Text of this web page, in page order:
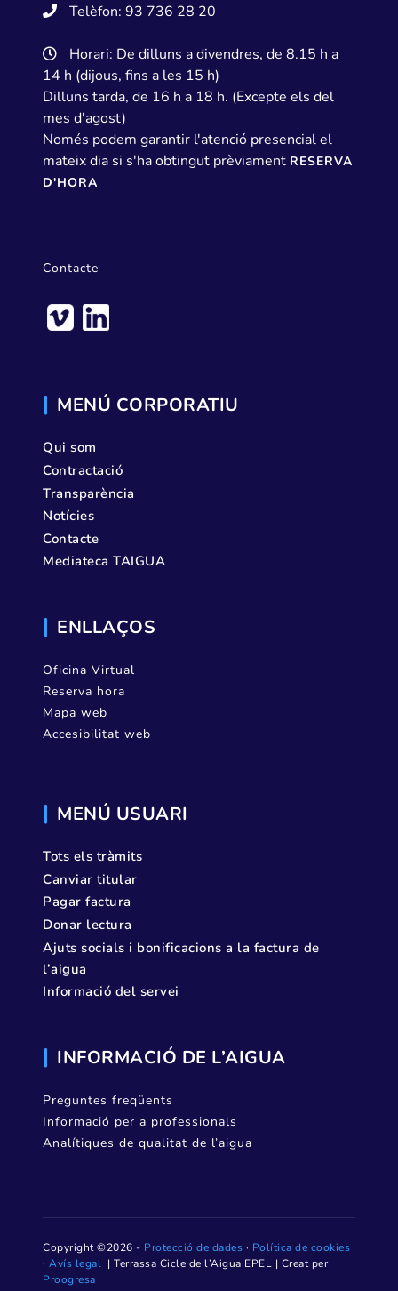
Telèfon: 93 736 28 20
Horari: De dilluns a divendres, de 8.15 h a
14 h (dijous, fins a les 15 h)
Dilluns tarda, de 16 h a 18 h. (Excepte els del
mes d'agost)
Només podem garantir l'atenció presencial el
mateix dia si s'ha obtingut prèviament RESERVA
D'HORA
Contacte
MENÚ CORPORATIU
Qui som
Contractació
Transparència
Notícies
Contacte
Mediateca TAIGUA
ENLLAÇOS
Oficina Virtual
Reserva hora
Mapa web
Accesibilitat web
MENÚ USUARI
Tots els tràmits
Canviar titular
Pagar factura
Donar lectura
Ajuts socials i bonificacions a la factura de
l’aigua
Informació del servei
INFORMACIÓ DE L’AIGUA
Preguntes freqüents
Informació per a professionals
Analítiques de qualitat de l’aigua
Copyright ©2026 - Protecció de dades · Política de cookies
· Avís legal | Terrassa Cicle de l’Aigua EPEL | Creat per
Proogresa